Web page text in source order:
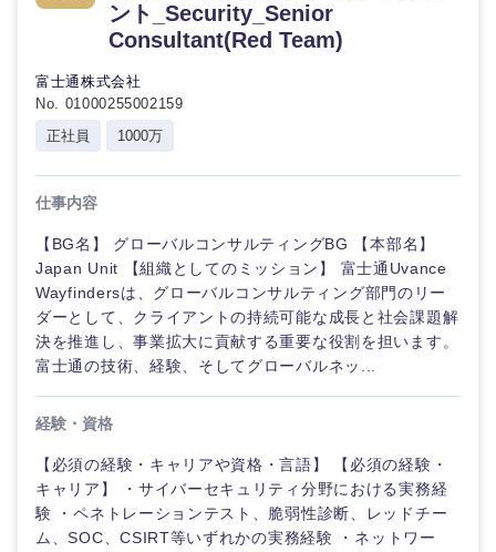
ント_Security_Senior
Consultant(Red Team)
富士通株式会社
No. 01000255002159
正社員
1000万
仕事内容
【BG名】 グローバルコンサルティングBG 【本部名】
Japan Unit 【組織としてのミッション】 富士通Uvance
Wayfindersは、グローバルコンサルティング部門のリー
ダーとして、クライアントの持続可能な成長と社会課題解
決を推進し、事業拡大に貢献する重要な役割を担います。
富士通の技術、経験、そしてグローバルネッ...
経験・資格
【必須の経験・キャリアや資格・言語】 【必須の経験・
キャリア】 ・サイバーセキュリティ分野における実務経
験 ・ペネトレーションテスト、脆弱性診断、レッドチー
ム、SOC、CSIRT等いずれかの実務経験 ・ネットワー